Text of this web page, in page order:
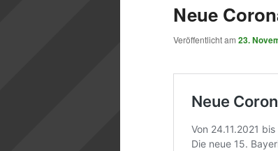
Neue
Veröffentlicht am 23.